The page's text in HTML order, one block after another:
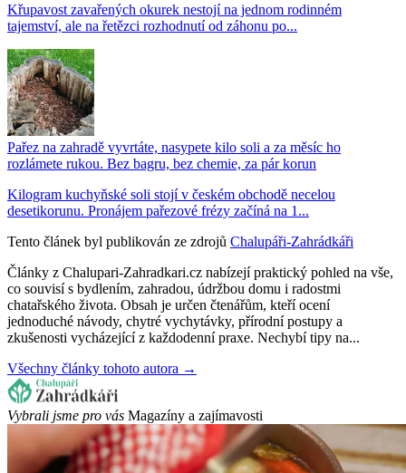
Křupavost zavařených okurek nestojí na jednom rodinném
tajemství, ale na řetězci rozhodnutí od záhonu po...
Pařez na zahradě vyvrtáte, nasypete kilo soli a za měsíc ho
rozlámete rukou. Bez bagru, bez chemie, za pár korun
Kilogram kuchyňské soli stojí v českém obchodě necelou
desetikorunu. Pronájem pařezové frézy začíná na 1...
Tento článek byl publikován ze zdrojů Chalupáři-Zahrádkáři
Články z Chalupari-Zahradkari.cz nabízejí praktický pohled na vše,
co souvisí s bydlením, zahradou, údržbou domu i radostmi
chatařského života. Obsah je určen čtenářům, kteří ocení
jednoduché návody, chytré vychytávky, přírodní postupy a
zkušenosti vycházející z každodenní praxe. Nechybí tipy na...
Všechny články tohoto autora →
Vybrali jsme pro vás Magazíny a zajímavosti